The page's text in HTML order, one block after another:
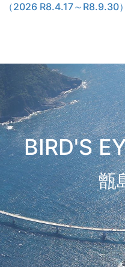
（2026 R8.4.17～R8.9.30）
BIRD'S
甑